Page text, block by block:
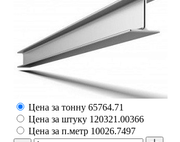
Цена за тонну 65764.71
Цена за штуку 120321.00366
Цена за п.метр 10026.7497